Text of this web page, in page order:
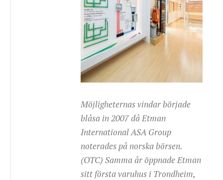
Möjligheternas vindar började
blåsa in 2007 då Etman
International ASA Group
noterades på norska börsen.
(OTC) Samma år öppnade Etman
sitt första varuhus i Trondheim,